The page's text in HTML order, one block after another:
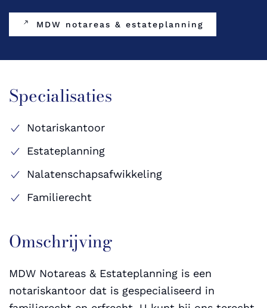
MDW notareas & estateplanning
Specialisaties
Notariskantoor
Estateplanning
Nalatenschapsafwikkeling
Familierecht
Omschrijving
MDW Notareas & Estateplanning is een
notariskantoor dat is gespecialiseerd in